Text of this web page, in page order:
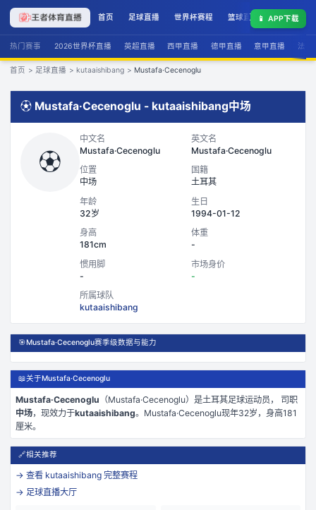
首页 足球直播 世界杯赛程 篮球直播 联赛积分
📱 APP下载
热门赛事 2026世界杯直播 英超直播 西甲直播 德甲直播 意甲直播 法甲
首页 > 足球直播 > kutaaishibang > Mustafa·Cecenoglu
⚽ Mustafa·Cecenoglu - kutaaishibang中场
⚽
中文名
Mustafa·Cecenoglu
英文名
Mustafa·Cecenoglu
位置
中场
国籍
土耳其
年龄
32岁
生日
1994-01-12
身高
181cm
体重
-
惯用脚
-
市场身价
-
所属球队
kutaaishibang
🎯Mustafa·Cecenoglu赛季级数据与能力
📖关于Mustafa·Cecenoglu
Mustafa·Cecenoglu （Mustafa·Cecenoglu）是土耳其足球运动员， 司职
中场，现效力于kutaaishibang。 Mustafa·Cecenoglu现年32岁 ，身高181
厘米。
🔗相关推荐
→ 查看 kutaaishibang 完整赛程
→ 足球直播大厅